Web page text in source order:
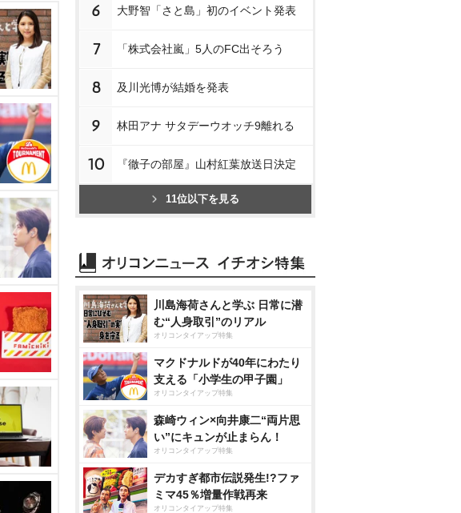
6 大野智「さと島」初のイベント発表
7 「株式会社嵐」5人のFC出そろう
8 及川光博が結婚を発表
9 林田アナ サタデーウオッチ9離れる
10 『徹子の部屋』山村紅葉放送日決定
11位以下を見る
川島海荷さんと学ぶ 日常に潜
む“人身取引”のリアル
オリコンタイアップ特集
マクドナルドが40年にわたり
支える「小学生の甲子園」
オリコンタイアップ特集
森崎ウィン×向井康二“両片思
い”にキュンが止まらん！
オリコンタイアップ特集
デカすぎ都市伝説発生!?ファ
ミマ45％増量作戦再来
オリコンタイアップ特集